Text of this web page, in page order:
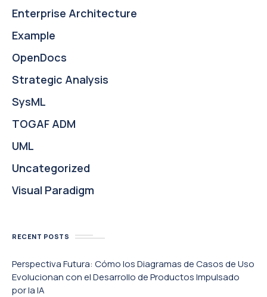
Enterprise Architecture
Example
OpenDocs
Strategic Analysis
SysML
TOGAF ADM
UML
Uncategorized
Visual Paradigm
RECENT POSTS
Perspectiva Futura: Cómo los Diagramas de Casos de Uso
Evolucionan con el Desarrollo de Productos Impulsado
por la IA